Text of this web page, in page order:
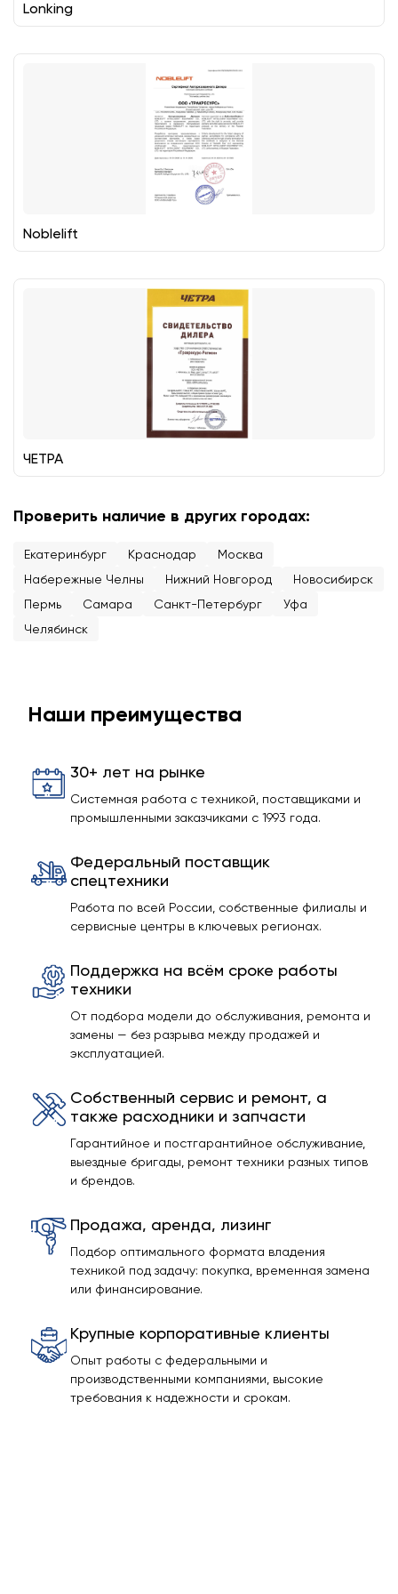
Lonking
Noblelift
ЧЕТРА
Проверить наличие в других городах:
Екатеринбург Краснодар
Москва
Набережные Челны
Нижний Новгород
Новосибирск
Пермь
Самара Санкт-Петербург
Уфа
Челябинск
Наши преимущества
30+ лет на рынке
Системная работа с техникой, поставщиками и
промышленными заказчиками с 1993 года.
Федеральный поставщик
спецтехники
Работа по всей России, собственные филиалы и
сервисные центры в ключевых регионах.
Поддержка на всём сроке работы
техники
От подбора модели до обслуживания, ремонта и
замены — без разрыва между продажей и
эксплуатацией.
Собственный сервис и ремонт, а
также расходники и запчасти
Гарантийное и постгарантийное обслуживание,
выездные бригады, ремонт техники разных типов
и брендов.
Продажа, аренда, лизинг
Подбор оптимального формата владения
техникой под задачу: покупка, временная замена
или финансирование.
Крупные корпоративные клиенты
Опыт работы с федеральными и
производственными компаниями, высокие
требования к надежности и срокам.